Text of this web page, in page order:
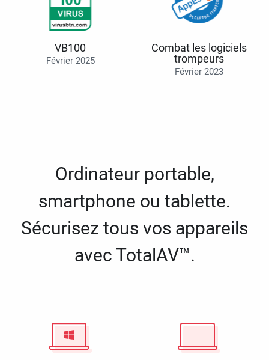
VB100
Février 2025
Combat les logiciels
trompeurs
Février 2023
Ordinateur portable,
smartphone ou tablette.
Sécurisez tous vos appareils
avec TotalAV™.